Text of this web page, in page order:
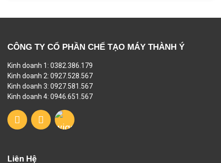
CÔNG TY CỔ PHẦN CHẾ TẠO MÁY THÀNH Ý
Kinh doanh 1: 0382.386.179
Kinh doanh 2: 0927.528.567
Kinh doanh 3: 0927.581.567
Kinh doanh 4: 0946.651.567
Liên Hệ